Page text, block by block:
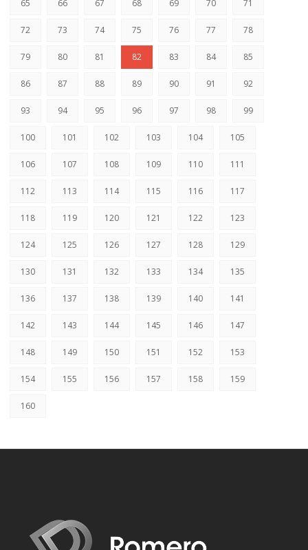
65 66 67 68 69 70 71
72 73 74 75 76 77 78
79 80 81 82 83 84 85
86 87 88 89 90 91 92
93 94 95 96 97 98 99
100 101 102 103 104 105
106 107 108 109 110 111
112 113 114 115 116 117
118 119 120 121 122 123
124 125 126 127 128 129
130 131 132 133 134 135
136 137 138 139 140 141
142 143 144 145 146 147
148 149 150 151 152 153
154 155 156 157 158 159
160